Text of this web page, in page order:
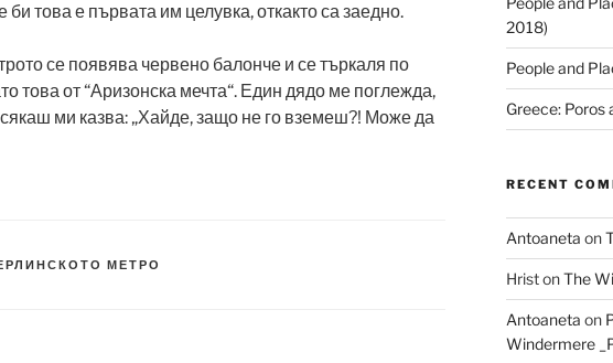
това е първата им целувка, откакто са заедно.
се появява червено балонче и се търкаля по
това от “Аризонска мечта“. Един дядо ме поглежда,
ми казва: „Хайде, защо не го вземеш?! Може да
МЕТРО
2018)
People and
Greece: Poros
RECENT
Antoaneta on
HristonThe
Antoaneta on
Windermere